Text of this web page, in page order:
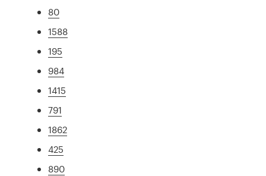
80
1588
195
984
1415
791
1862
425
890